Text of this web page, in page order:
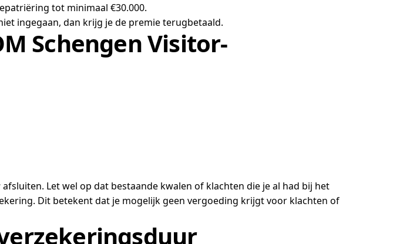
tot minimaal €30.000.
ingegaan, dan krijg je de premie terugbetaald.
Schengen Visitor-
Let wel op dat bestaande kwalen of klachten die je al had bij het
Dit betekent dat je mogelijk geen vergoeding krijgt voor klachten of